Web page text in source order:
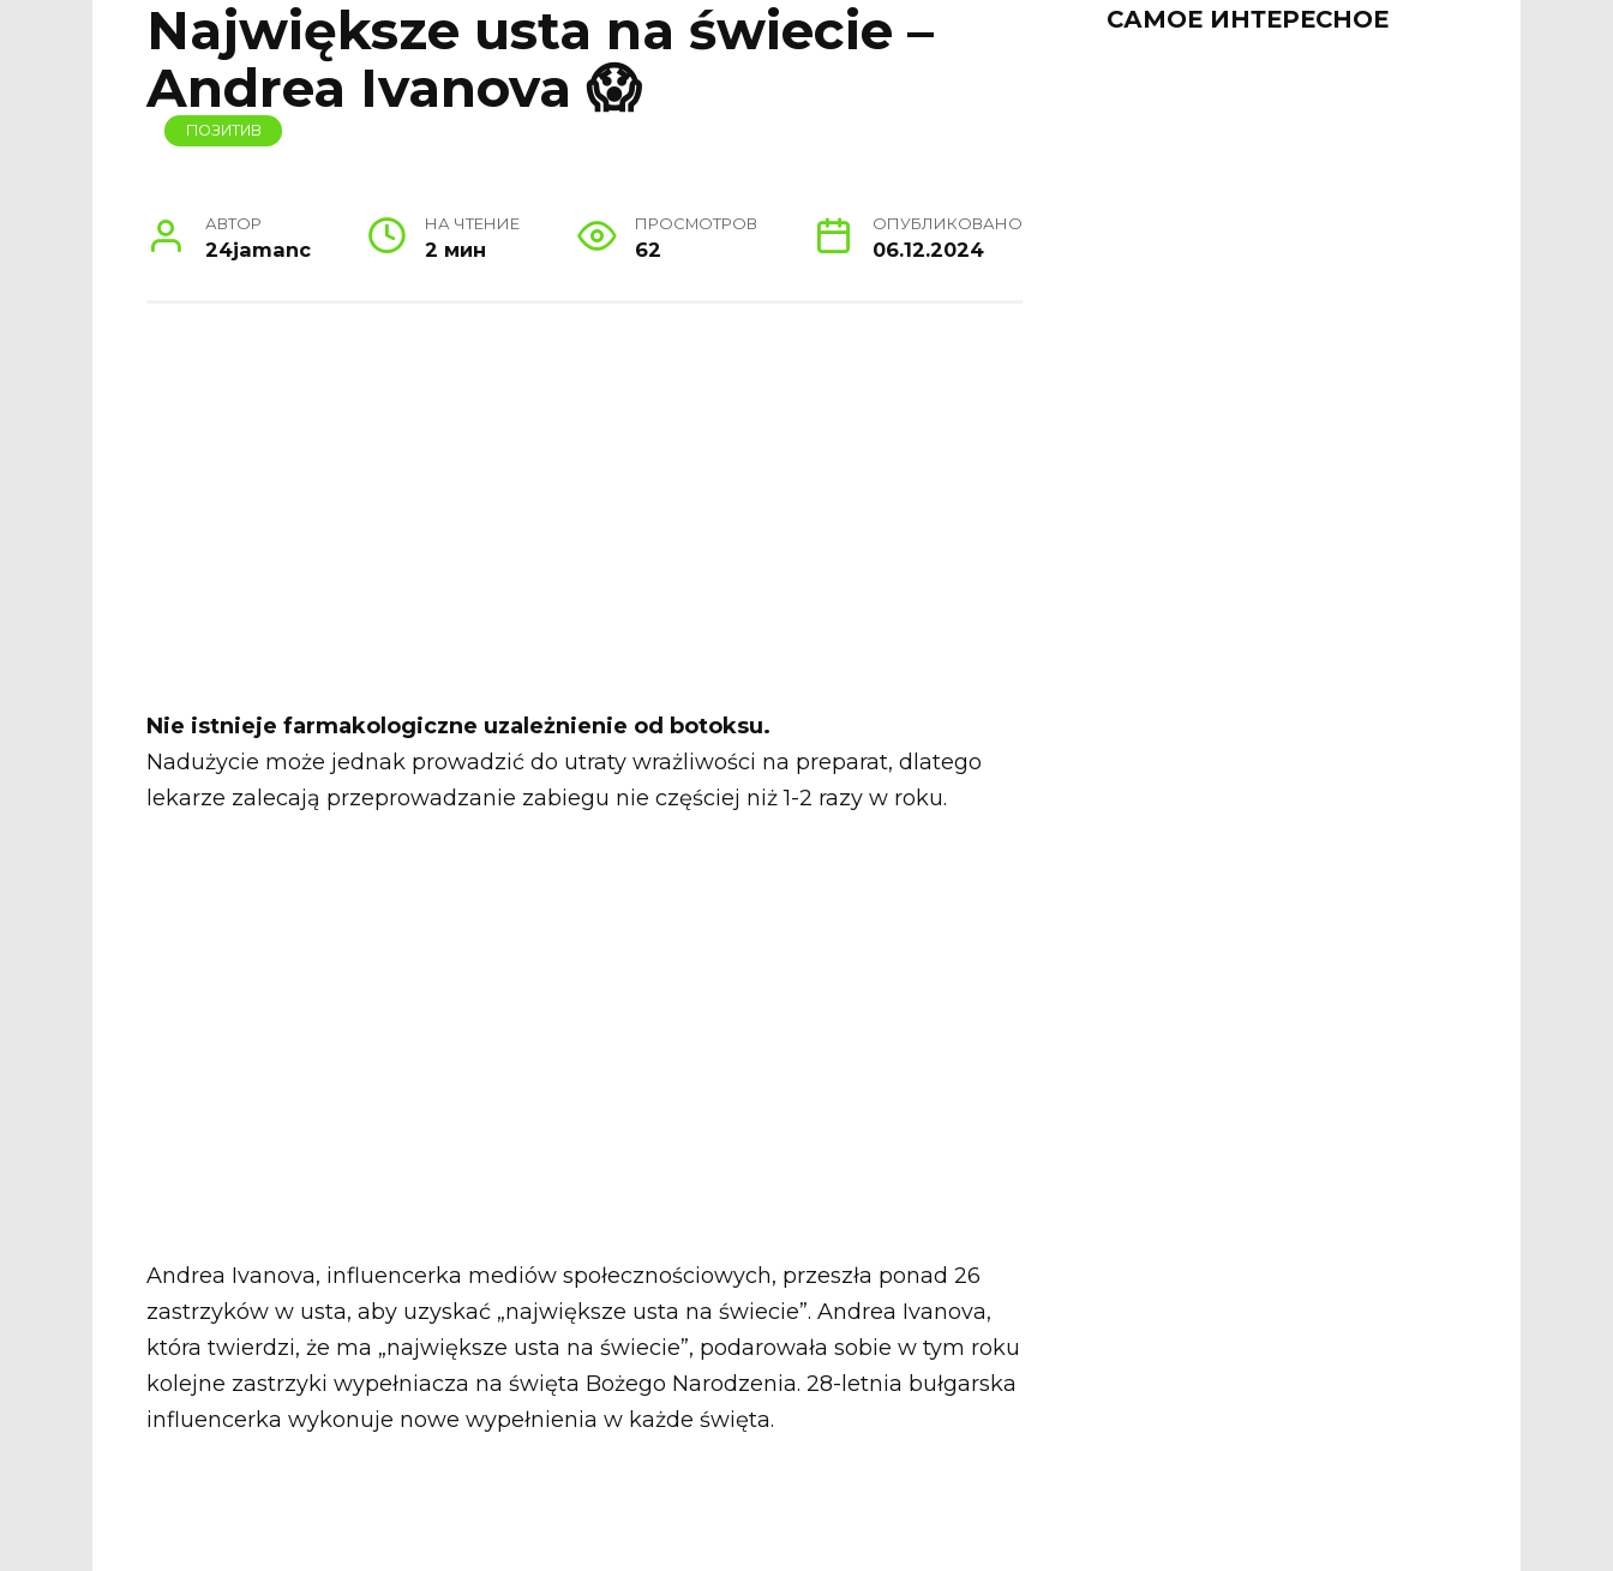
Największe usta na świecie –
Andrea Ivanova 😱
ПОЗИТИВ
АВТОР
24jamanc
НА ЧТЕНИЕ
2 мин
ПРОСМОТРОВ
62
ОПУБЛИКОВАНО
06.12.2024
Nie istnieje farmakologiczne uzależnienie od botoksu.
Nadużycie może jednak prowadzić do utraty wrażliwości na preparat, dlatego
lekarze zalecają przeprowadzanie zabiegu nie częściej niż 1-2 razy w roku.
Andrea Ivanova, influencerka mediów społecznościowych, przeszła ponad 26
zastrzyków w usta, aby uzyskać „największe usta na świecie”. Andrea Ivanova,
która twierdzi, że ma „największe usta na świecie”, podarowała sobie w tym roku
kolejne zastrzyki wypełniacza na święta Bożego Narodzenia. 28-letnia bułgarska
influencerka wykonuje nowe wypełnienia w każde święta.
САМОЕ ИНТЕРЕСНОЕ